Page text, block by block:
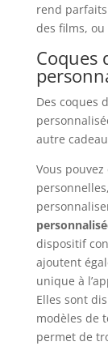
rend
des films,
Coques
Des coques
autre
Vous
dispositif
ajoutent
unique à
Elles sont
modèles de
permet de